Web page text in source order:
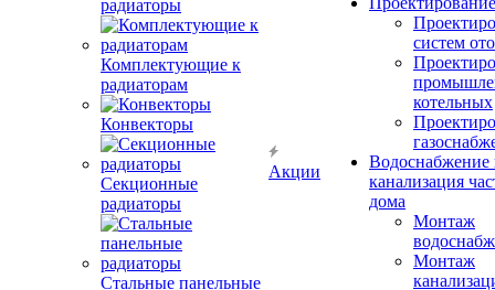
радиаторы
Комплектующие к
радиаторам
Конвекторы
Секционные
радиаторы
Стальные панельные
Акции
систем
котельных
Водоснабжение
канализация
дома
Монтаж
Монтаж